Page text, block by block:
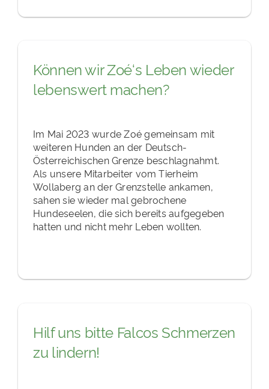
Können wir Zoé‘s Leben wieder
lebenswert machen?
Im Mai 2023 wurde Zoé gemeinsam mit
weiteren Hunden an der Deutsch-
Österreichischen Grenze beschlagnahmt.
Als unsere Mitarbeiter vom Tierheim
Wollaberg an der Grenzstelle ankamen,
sahen sie wieder mal gebrochene
Hundeseelen, die sich bereits aufgegeben
hatten und nicht mehr Leben wollten.
Hilf uns bitte Falcos Schmerzen
zu lindern!